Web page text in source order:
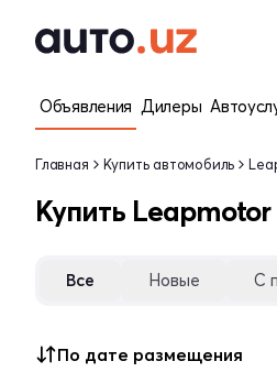
Объявления Дилеры
Главная Купить автомобиль
Купить Leapmotor
Все Новые С
По дате размещения